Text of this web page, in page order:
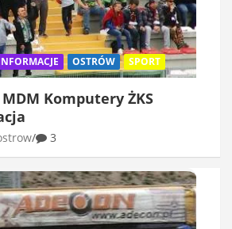
OSTRÓW SPORT
Komputery ŻKS
3